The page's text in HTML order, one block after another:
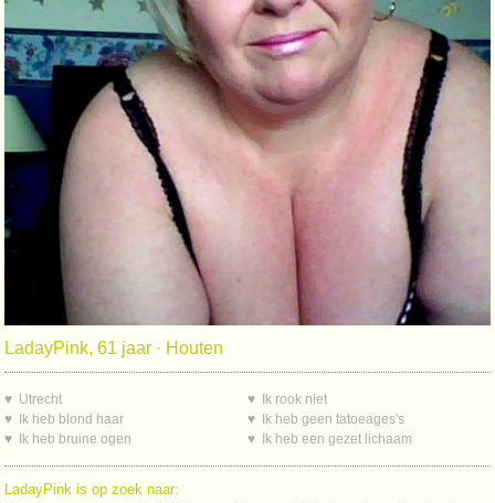
LadayPink, 61 jaar · Houten
♥ Utrecht
♥ Ik heb blond haar
♥ Ik heb bruine ogen
♥ Ik rook niet
♥ Ik heb geen tatoeages's
♥ Ik heb een gezet lichaam
LadayPink is op zoek naar: